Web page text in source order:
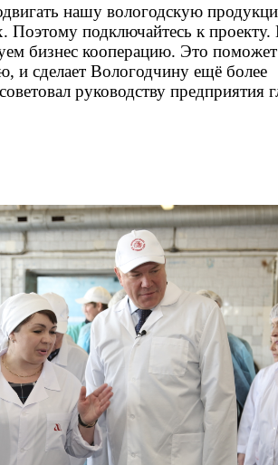
нашу вологодскую
Поэтому подключайтесь к
бизнес кооперацию. Это
и сделает Вологодчину ещё более
руководству предприятия